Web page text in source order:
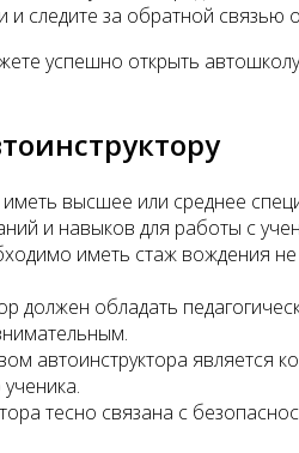
следите за обратной связью
успешно открыть
высшее или среднее
и навыков для работы с
иметь стаж вождения
должен обладать
автоинструктора является
тесно связана с